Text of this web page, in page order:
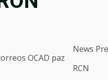
News
RCN